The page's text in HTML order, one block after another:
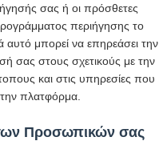
σας ή οι πρόσθετες
περιήγησης το
αυτό μπορεί να επηρεάσει την
σας στους σχετικούς με την
και στις υπηρεσίες που
πλατφόρμα.
Προσωπικών σας